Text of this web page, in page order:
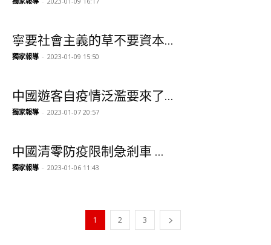
寧要社會主義的草不要資本...
獨家報導 - 2023-01-09 15:50
中國遊客自疫情泛濫要來了...
獨家報導 - 2023-01-07 20:57
中國清零防疫限制急剎車 ...
獨家報導 - 2023-01-06 11:43
1 2 3